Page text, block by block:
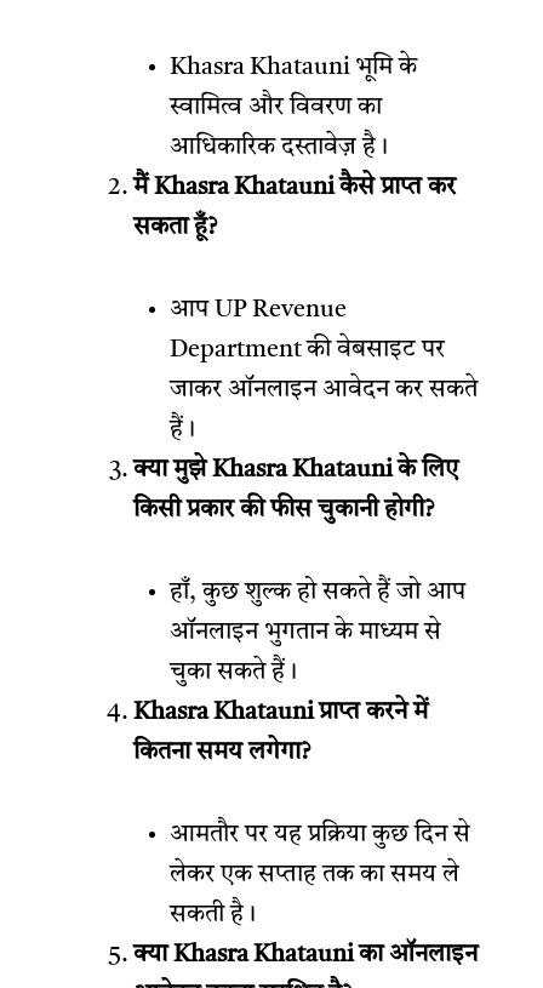
Khasra Khatauni भूमि के
स्वामित्व और विवरण का
आधिकारिक दस्तावेज़ है।
मैं Khasra Khatauni कैसे प्राप्त कर
सकता हूँ?
आप UP Revenue
Department की वेबसाइट पर
जाकर ऑनलाइन आवेदन कर सकते
हैं।
क्या मुझे Khasra Khatauni के लिए
किसी प्रकार की फीस चुकानी होगी?
हाँ, कुछ शुल्क हो सकते हैं जो आप
ऑनलाइन भुगतान के माध्यम से
चुका सकते हैं।
Khasra Khatauni प्राप्त करने में
कितना समय लगेगा?
आमतौर पर यह प्रक्रिया कुछ दिन से
लेकर एक सप्ताह तक का समय ले
सकती है।
क्या Khasra Khatauni का ऑनलाइन